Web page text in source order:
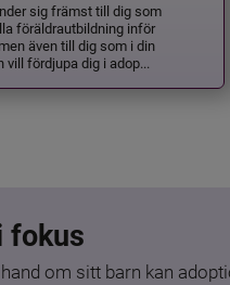
sig främst till dig som
föräldrautbildning inför
även till dig som i din
vill fördjupa dig i adop...
fokus
om sitt barn kan